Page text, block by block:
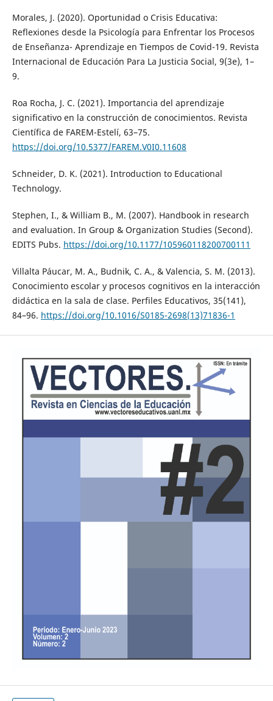
Morales, J. (2020). Oportunidad o Crisis Educativa:
Reflexiones desde la Psicología para Enfrentar los Procesos
de Enseñanza- Aprendizaje en Tiempos de Covid-19. Revista
Internacional de Educación Para La Justicia Social, 9(3e), 1–
9.
Roa Rocha, J. C. (2021). Importancia del aprendizaje
significativo en la construcción de conocimientos. Revista
Científica de FAREM-Estelí, 63–75.
https://doi.org/10.5377/FAREM.V0I0.11608
Schneider, D. K. (2021). Introduction to Educational
Technology.
Stephen, I., & William B., M. (2007). Handbook in research
and evaluation. In Group & Organization Studies (Second).
EDITS Pubs. https://doi.org/10.1177/105960118200700111
Villalta Páucar, M. A., Budnik, C. A., & Valencia, S. M. (2013).
Conocimiento escolar y procesos cognitivos en la interacción
didáctica en la sala de clase. Perfiles Educativos, 35(141),
84–96. https://doi.org/10.1016/S0185-2698(13)71836-1